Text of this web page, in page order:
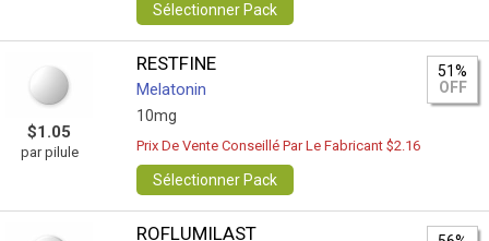
Sélectionner Pack
$1.05
par pilule
RESTFINE
Melatonin
10mg
51%
OFF
Prix De Vente Conseillé Par Le Fabricant $2.16
Sélectionner Pack
ROFLUMILAST